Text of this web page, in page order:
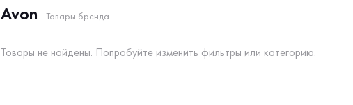
Avon Товары бренда
Товары не найдены. Попробуйте изменить фильтры или категорию.